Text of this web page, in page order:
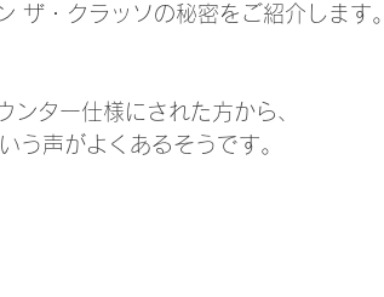
ザ・クラッソの秘密をご紹介します。
ター仕様にされた方から、
う声がよくあるそうです。